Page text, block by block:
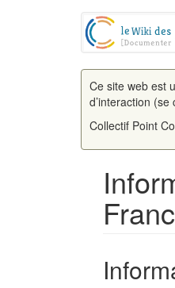
Ce site web est
d’interaction
Collectif Point